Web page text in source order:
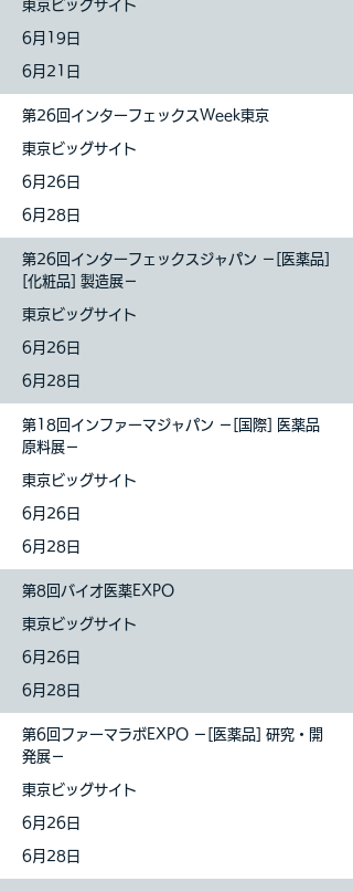
東京ビッグサイト
6月19日
6月21 日
第26回インターフェックスWeek東京
東京ビッグサイト
6月26日
6月28日
第26回インターフェックスジャパン －[医薬品]
[化粧品] 製造展－
東京ビッグサイト
6月26日
6月28日
第18回インファーマジャパン －[国際] 医薬品
原料展－
東京ビッグサイト
6月26日
6月28日
第8回バイオ医薬EXPO
東京ビッグサイト
6月26日
6月28日
第6回ファーマラボEXPO －[医薬品] 研究・開
発展－
東京ビッグサイト
6月26日
6月28日